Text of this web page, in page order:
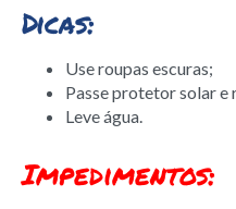
Dicas:
Use roupas escuras;
Passe protetor solar e
Leve água.
Impedimentos: